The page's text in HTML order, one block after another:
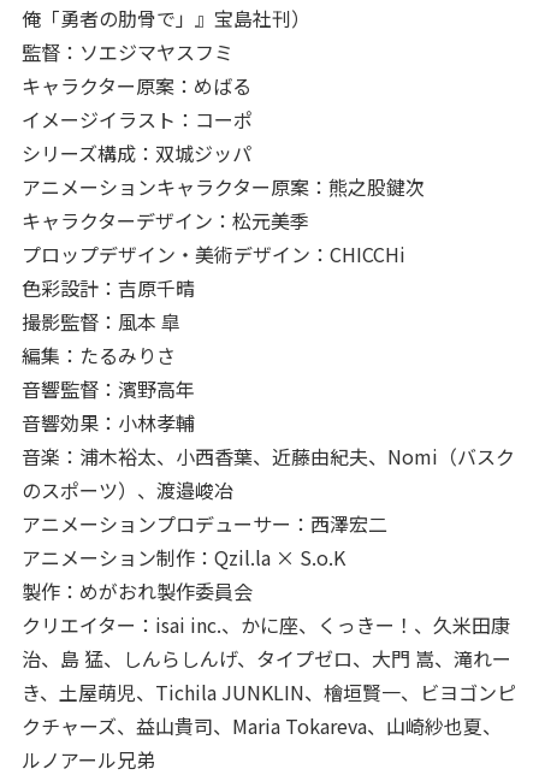
俺「勇者の肋骨で」』宝島社刊）
監督：ソエジマヤスフミ
キャラクター原案：めばる
イメージイラスト：コーポ
シリーズ構成：双城ジッパ
アニメーションキャラクター原案：熊之股鍵次
キャラクターデザイン：松元美季
プロップデザイン・美術デザイン：CHICCHi
色彩設計：吉原千晴
撮影監督：風本 皐
編集：たるみりさ
音響監督：濱野高年
音響効果：小林孝輔
音楽：浦木裕太、小西香葉、近藤由紀夫、Nomi（バスク
のスポーツ）、渡邉峻冶
アニメーションプロデューサー：西澤宏二
アニメーション制作：Qzil.la × S.o.K
製作：めがおれ製作委員会
クリエイター：isai inc.、かに座、くっきー！、久米田康
治、島 猛、しんらしんげ、タイプゼロ、大門 嵩、滝れー
き、土屋萌児、Tichila JUNKLIN、檜垣賢一、ビヨゴンピ
クチャーズ、益山貴司、Maria Tokareva、山崎紗也夏、
ルノアール兄弟